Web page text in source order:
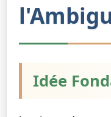
Idée